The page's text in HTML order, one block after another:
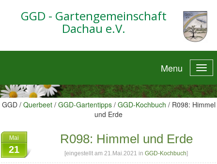
GGD - Gartengemeinschaft
Dachau e.V.
Menu
GGD / Querbeet / GGD-Gartentipps / GGD-Kochbuch / R098: Himmel
und Erde
Mai
21
R098: Himmel und Erde
[eingestellt am 21.Mai.2021 in GGD-Kochbuch]